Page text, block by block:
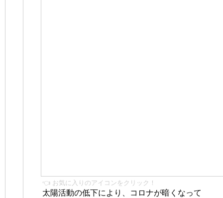
👈 お気に入りのアイコンをクリック！
太陽活動の低下により、コロナが暗くなって